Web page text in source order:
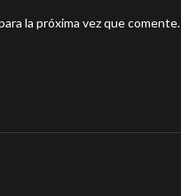
la próxima vez que comente.